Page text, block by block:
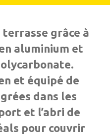
grâce à
aluminium et
et équipé de
dans les
et l’abri de
pour couvrir